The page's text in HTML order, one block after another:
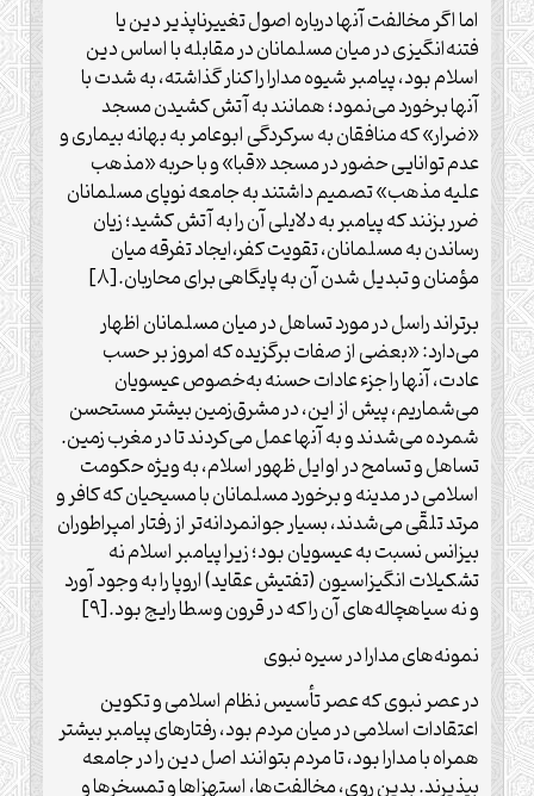
اما اگر مخالفت آن‏ها درباره اصول تغییرناپذیر دین یا
فتنه‌انگیزی در میان مسلمانان در مقابله با اساس دین
اسلام بود، پیامبر شیوه مدارا را کنار گذاشته، به شدت با
آن‏ها برخورد می‏‌نمود؛ همانند به آتش کشیدن مسجد
«ضرار» که منافقان به سرکردگی ابوعامر به بهانه بیماری و
عدم توانایی حضور در مسجد «قبا» و با حربه «مذهب
علیه مذهب» تصمیم داشتند به جامعه نوپای مسلمانان
ضرر بزنند که پیامبر به دلایلی آن را به آتش کشید؛ زیان
رساندن به مسلمانان، تقویت ‏کفر،ایجاد تفرقه ‏میان
‏مؤمنان ‏و تبدیل شدن آن به پایگاهی‏ برای‏ محاربان.[۸]
برتراند راسل در مورد تساهل در میان مسلمانان اظهار
می‌‏دارد: «بعضی از صفات برگزیده که امروز بر حسب
عادت، آن‏ها را جزء عادات حسنه به‌خصوص عیسویان
می‏‌شماریم، پیش از این، در مشرق‌زمین بیشتر مستحسن
شمرده می‏‌شدند و به آن‏ها عمل می‌‏کردند تا در مغرب زمین.
تساهل و تسامح در اوایل ظهور اسلام، به ویژه حکومت
اسلامی در مدینه و برخورد مسلمانان با مسیحیان که کافر و
مرتد تلقّی می‌‏شدند، بسیار جوان‏مردانه‌‏تر از رفتار امپراطوران
بیزانس نسبت به عیسویان بود؛ زیرا پیامبر اسلام نه
تشکیلات انگیزاسیون (تفتیش عقاید) اروپا را به وجود آورد
و نه سیاه‏چاله‌‏های آن را که در قرون وسطا رایج بود.[۹]
نمونه‏‌های مدارا در سیره نبوی
در عصر نبوی که عصر تأسیس نظام اسلامی و تکوین
اعتقادات اسلامی در میان مردم بود، رفتارهای پیامبر بیشتر
همراه با مدارا بود، تا مردم بتوانند اصل دین را در جامعه